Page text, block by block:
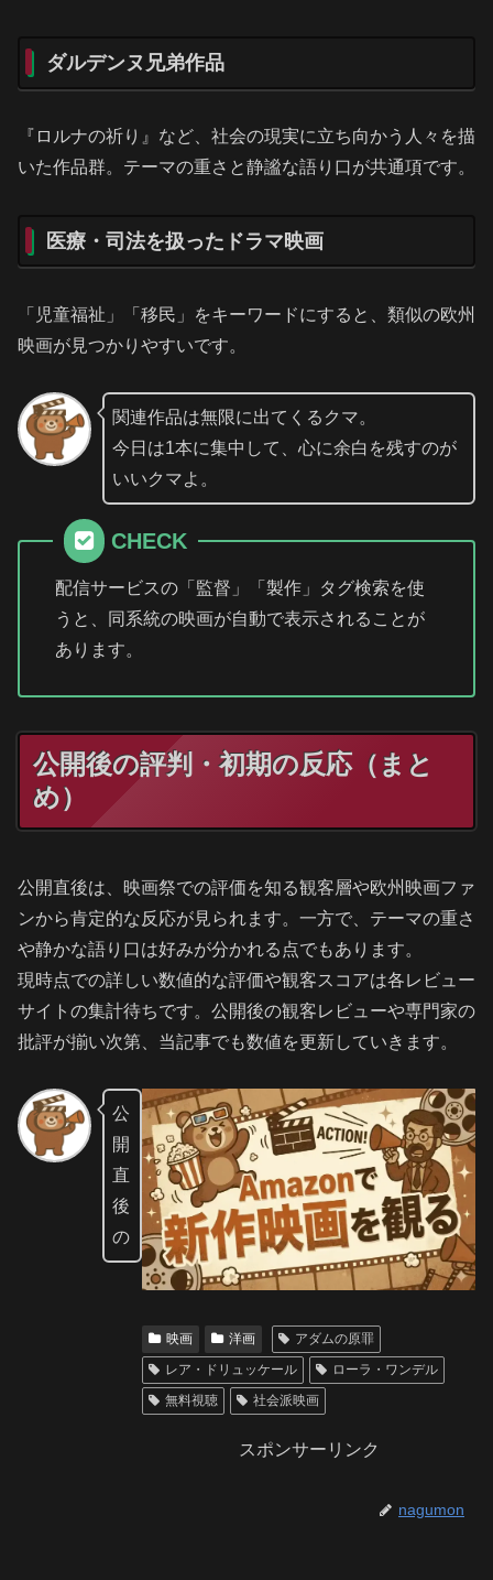
ダルデンヌ兄弟作品
『ロルナの祈り』など、社会の現実に立ち向かう人々を描
いた作品群。テーマの重さと静謐な語り口が共通項です。
医療・司法を扱ったドラマ映画
「児童福祉」「移民」をキーワードにすると、類似の欧州
映画が見つかりやすいです。
関連作品は無限に出てくるクマ。
今日は1本に集中して、心に余白を残すのが
いいクマよ。
CHECK
配信サービスの「監督」「製作」タグ検索を使
うと、同系統の映画が自動で表示されることが
あります。
公開後の評判・初期の反応（まと
め）
公開直後は、映画祭での評価を知る観客層や欧州映画ファ
ンから肯定的な反応が見られます。一方で、テーマの重さ
や静かな語り口は好みが分かれる点でもあります。
現時点での詳しい数値的な評価や観客スコアは各レビュー
サイトの集計待ちです。公開後の観客レビューや専門家の
批評が揃い次第、当記事でも数値を更新していきます。
公
開
直
後
の
映画 洋画
アダムの原罪
レア・ドリュッケール
ローラ・ワンデル
無料視聴
社会派映画
スポンサーリンク
nagumon